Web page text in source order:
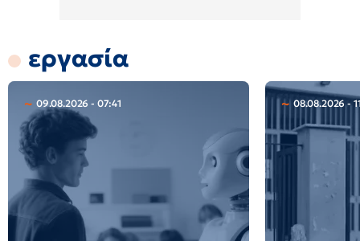
εργασία
09.08.2026 - 07:41 08.08.2026 -